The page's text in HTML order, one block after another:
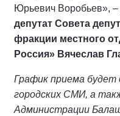
Юрьевич Воробьев»,
депутат Совета
фракции местного
Россия» Вячеслав
График приема будет
городских СМИ, а
Администрации